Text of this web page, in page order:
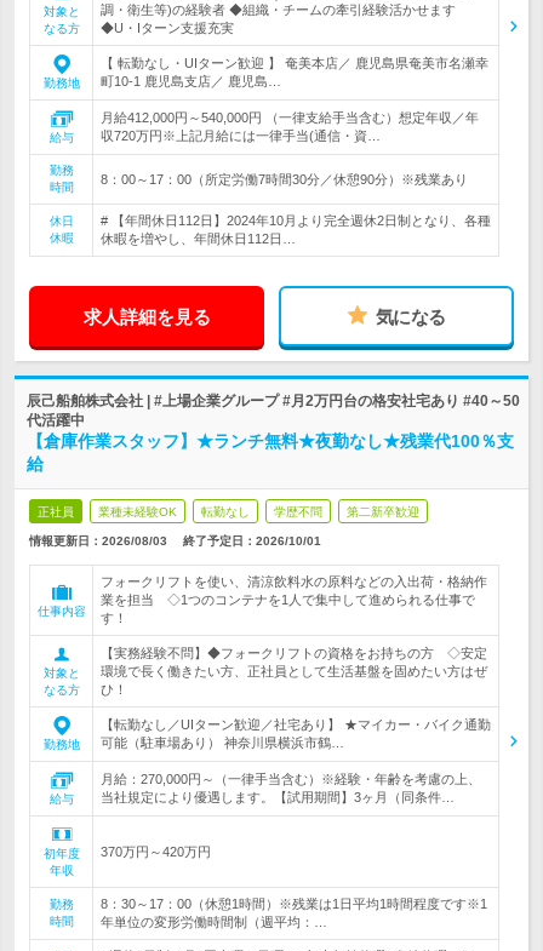
対象と
なる方
調・衛生等)の経験者 ◆組織・チームの牽引経験活かせます
◆U・Iターン支援充実
勤務地
【 転勤なし・UIターン歓迎 】 奄美本店／ 鹿児島県奄美市名瀬幸
町10-1 鹿児島支店／ 鹿児島…
給与
月給412,000円～540,000円 （一律支給手当含む）想定年収／年
収720万円※上記月給には一律手当(通信・資…
勤務
時間
8：00～17：00（所定労働7時間30分／休憩90分）※残業あり
休日
休暇
# 【年間休日112日】2024年10月より完全週休2日制となり、各種
休暇を増やし、年間休日112日…
求人詳細を見る 気になる
辰己船舶株式会社 | #上場企業グループ #月2万円台の格安社宅あり #40～50
代活躍中
【倉庫作業スタッフ】★ランチ無料★夜勤なし★残業代100％支
給
正社員 業種未経験OK 転勤なし 学歴不問 第二新卒歓迎
情報更新日：2026/08/03 終了予定日： 2026/10/01
仕事内容
フォークリフトを使い、清涼飲料水の原料などの入出荷・格納作
業を担当 ◇1つのコンテナを1人で集中して進められる仕事で
す！
対象と
なる方
【実務経験不問】◆フォークリフトの資格をお持ちの方 ◇安定
環境で長く働きたい方、正社員として生活基盤を固めたい方はぜ
ひ！
勤務地
【転勤なし／UIターン歓迎／社宅あり】 ★マイカー・バイク通勤
可能（駐車場あり） 神奈川県横浜市鶴…
給与
月給：270,000円～（一律手当含む）※経験・年齢を考慮の上、
当社規定により優遇します。【試用期間】3ヶ月（同条件…
初年度
年収
370万円～420万円
勤務
時間
8：30～17：00（休憩1時間）※残業は1日平均1時間程度です※1
年単位の変形労働時間制（週平均：…